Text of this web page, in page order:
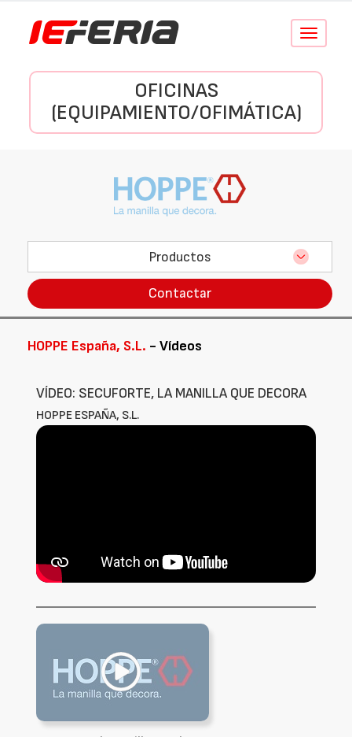
Conmutar
OFICINAS
(EQUIPAMIENTO/OFIMÁTICA)
Productos
Contactar
HOPPE España, S.L. - Vídeos
VÍDEO: SECUFORTE, LA MANILLA QUE DECORA
HOPPE ESPAÑA, S.L.